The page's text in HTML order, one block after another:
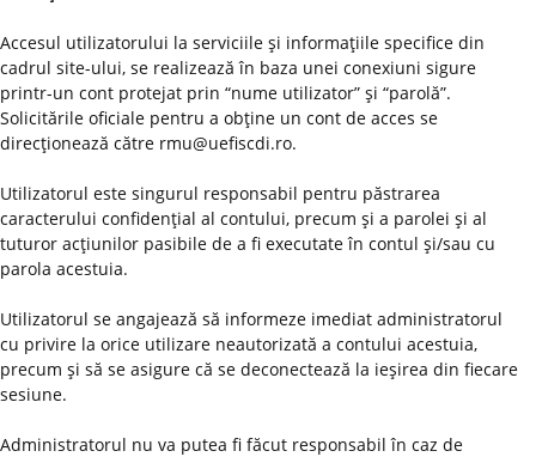
Accesul utilizatorului la serviciile şi informaţiile specifice din
cadrul site-ului, se realizează în baza unei conexiuni sigure
printr-un cont protejat prin “nume utilizator” şi “parolă”.
Solicitările oficiale pentru a obţine un cont de acces se
direcţionează către rmu@uefiscdi.ro.
Utilizatorul este singurul responsabil pentru păstrarea
caracterului confidenţial al contului, precum şi a parolei şi al
tuturor acţiunilor pasibile de a fi executate în contul şi/sau cu
parola acestuia.
Utilizatorul se angajează să informeze imediat administratorul
cu privire la orice utilizare neautorizată a contului acestuia,
precum şi să se asigure că se deconectează la ieşirea din fiecare
sesiune.
Administratorul nu va putea fi făcut responsabil în caz de